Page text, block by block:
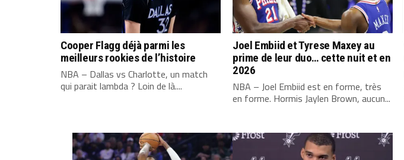
Cooper Flagg déjà parmi les
meilleurs rookies de l’histoire
NBA – Dallas vs Charlotte, un match
qui parait lambda ? Loin de là....
Joel Embiid et Tyrese Maxey au
prime de leur duo… cette nuit et en
2026
NBA – Joel Embiid est en forme, très
en forme. Hormis Jaylen Brown, aucun...